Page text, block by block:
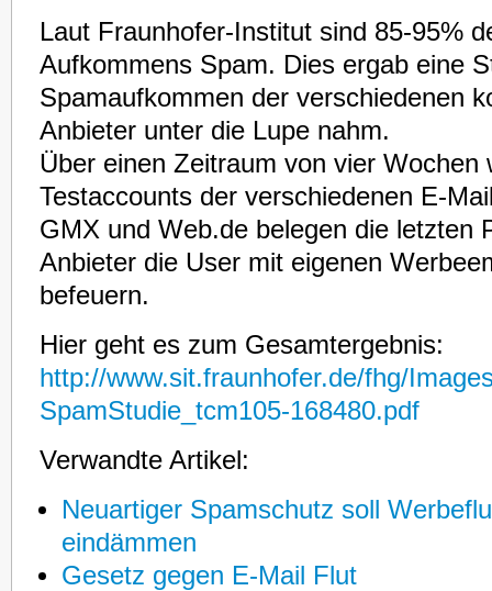
Laut Fraunhofer-Institut sind 85-95%
Aufkommens Spam. Dies ergab eine
Spamaufkommen der verschiedenen
Anbieter unter die Lupe nahm.
Über einen Zeitraum von vier Wochen
Testaccounts der verschiedenen E-
GMX und Web.de belegen die letzten
Anbieter die User mit eigenen
befeuern.
Hier geht es zum Gesamtergebnis:
http://www.sit.fraunhofer.de/fhg/
SpamStudie_tcm105-168480.pdf
Verwandte Artikel:
Neuartiger Spamschutz soll
eindämmen
Gesetz gegen E-Mail Flut